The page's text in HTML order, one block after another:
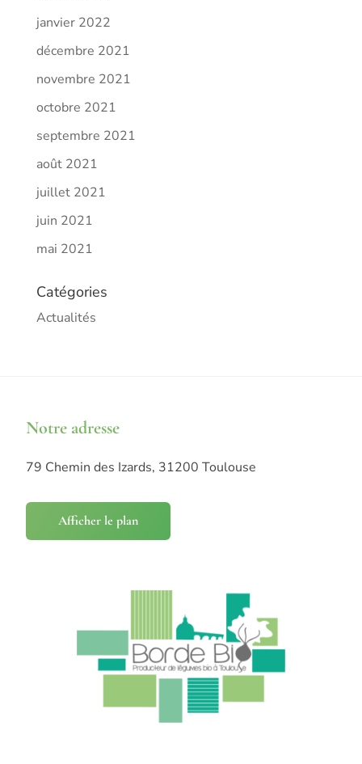
janvier 2022
décembre 2021
novembre 2021
octobre 2021
septembre 2021
août 2021
juillet 2021
juin 2021
mai 2021
Catégories
Actualités
Notre adresse
79 Chemin des Izards, 31200 Toulouse
Afficher le plan